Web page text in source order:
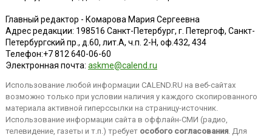
Главный редактор - Комарова Мария Сергеевна
Адрес редакции: 198516 Санкт-Петербург, г. Петергоф, Санкт-
Петербургский пр., д.60, лит.А, ч.п. 2-Н, оф.432, 434
Телефон:+7 812 640-06-60
Электронная почта: askme@calend.ru
Использование любой информации CALEND.RU на веб-сайтах
возможно только при условии наличия у каждого скопированного
материала активной гиперссылки на страницу-источник.
Использование информации сайта в оффлайн-СМИ (радио,
телевидение, газеты и т.п.) требует особого согласования. Для